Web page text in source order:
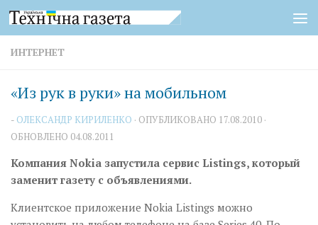
Перейти к содержимому
ИНТЕРНЕТ
«Из рук в руки» на мобильном
- ОЛЕКСАНДР КИРИЛЕНКО · ОПУБЛИКОВАНО 17.08.2010 ·
ОБНОВЛЕНО 04.08.2011
Компания Nokia запустила сервис Listings, который
заменит газету с объявлениями.
Клиентское приложение Nokia Listings можно